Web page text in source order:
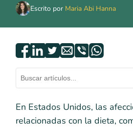
Escrito por Maria Abi Hanna
En Estados Unidos, las
relacionadas con la dieta,